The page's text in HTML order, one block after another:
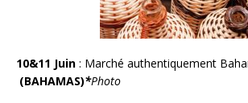
10&11 Juin : Marché authentiquement
(BAHAMAS)*Photo